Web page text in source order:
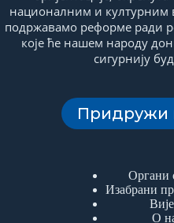
националним и културним
подржавамо реформе ради
које ће нашем народу
сигурнију
Придружи
Органи
Изабрани
О